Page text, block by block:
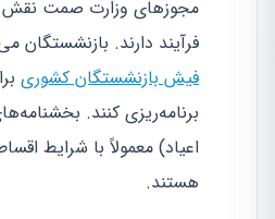
مجوزهای وزارت صمت نقش
فرآیند دارند. بازنشستگان
فیش بازنشستگان کشوری
برنامه‌ریزی کنند.
اعیاد) معمولاً با شرایط
هستند.